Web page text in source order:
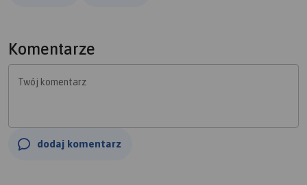
Komentarze
Twój komentarz
dodaj komentarz